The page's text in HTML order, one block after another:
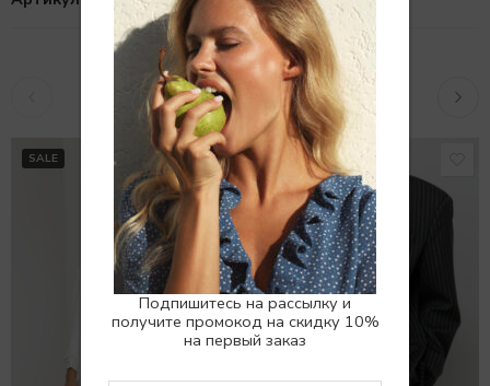
Подпишитесь на рассылку и
получите промокод на скидку 10%
на первый заказ
Похожие товары
SALE